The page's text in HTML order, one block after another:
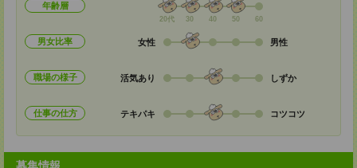
年齢層
20代 30 40 50 60
男女比率 女性 男性
職場の様子 活気あり しずか
仕事の仕方 テキパキ コツコツ